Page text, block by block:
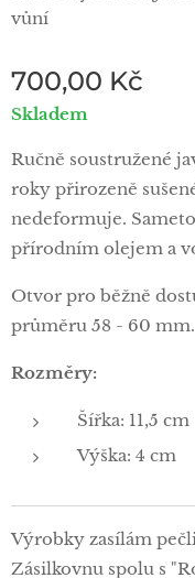
vůní
700,00 Kč
Skladem
Ručně soustružené
roky přirozeně
nedeformuje.
přírodním olejem a
Otvor pro běžně
průměru 58 - 60 mm.
Rozměry:
Šířka: 11,5 cm
Výška: 4 cm
Výrobky zasílám
Zásilkovnu spolu s